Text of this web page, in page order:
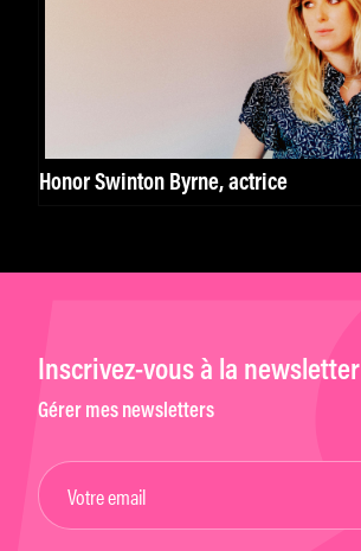
Honor Swinton Byrne, actrice
Inscrivez-vous à la newsletter
Gérer mes newsletters